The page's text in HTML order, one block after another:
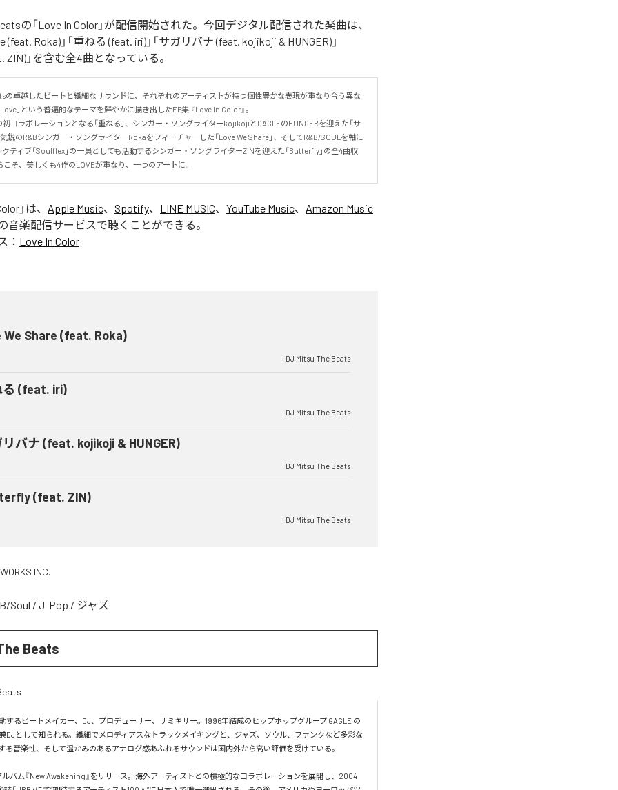
の「Love In Color」が配信開始された。今回デジタル配信された楽曲は、
(feat. Roka)」「重ねる (feat. iri)」「サガリバナ (feat. kojikoji & HUNGER)」
ZIN)」を含む全4曲となっている。
の卓越したビートと繊細なサウンドに、それぞれのアーティストが持つ個性豊かな表現が重なり合う異な
」という普遍的なテーマを鮮やかに描き出したEP集 『Love In Color』。
コラボレーションとなる「重ねる」、シンガー・ソングライターkojikojiとGAGLEのHUNGERを迎えた「サ
鋭のR&Bシンガー・ソングライターRokaをフィーチャーした「Love We Share」、そしてR&B/SOULを軸に
ティブ「Soulflex」の一員としても活動するシンガー・ソングライターZINを迎えた「Butterfly」の全4曲収
そ、美しくも4作のLOVEが重なり、一つのアートに。
」は、 Apple Music、 Spotify、 LINE MUSIC、 YouTube Music、 Amazon Music
音楽配信サービスで聴くことができる。
： Love In Color
We Share (feat. Roka)
DJ Mitsu The Beats
る (feat. iri)
DJ Mitsu The Beats
バナ (feat. kojikoji & HUNGER)
DJ Mitsu The Beats
(feat. ZIN)
DJ Mitsu The Beats
INC.
Soul / J-Pop / ジャズ
Beats
するビートメイカー、DJ、プロデューサー、リミキサー。1996年結成のヒップホップグループ GAGLE の
DJとして知られる。繊細でメロディアスなトラックメイキングと、ジャズ、ソウル、ファンクなど多彩な
る音楽性、そして温かみのあるアナログ感あふれるサウンドは国内外から高い評価を受けている。
バム『New Awakening』をリリース。海外アーティストとの積極的なコラボレーションを展開し、2004